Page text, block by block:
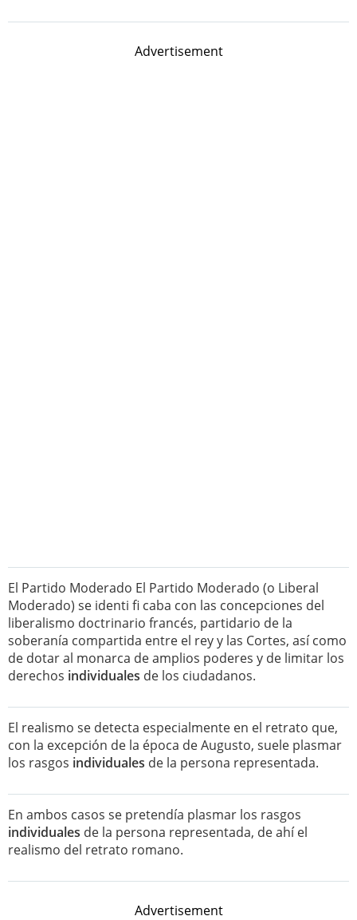
Advertisement
El Partido Moderado El Partido Moderado (o Liberal
Moderado) se identi fi caba con las concepciones del
liberalismo doctrinario francés, partidario de la
soberanía compartida entre el rey y las Cortes, así como
de dotar al monarca de amplios poderes y de limitar los
derechos individuales de los ciudadanos.
El realismo se detecta especialmente en el retrato que,
con la excepción de la época de Augusto, suele plasmar
los rasgos individuales de la persona representada.
En ambos casos se pretendía plasmar los rasgos
individuales de la persona representada, de ahí el
realismo del retrato romano.
Advertisement